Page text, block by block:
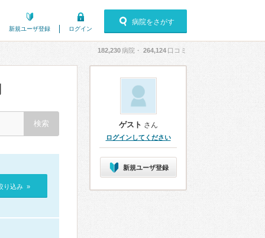
新規ユーザ登録 ログイン
病院をさがす
182,230病院・ 264,124 口コミ
り込み »
ゲスト さん
ログインしてください
新規ユーザ登録